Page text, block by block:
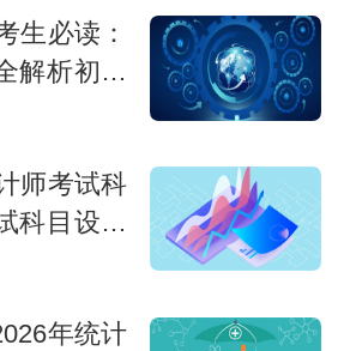
生必读：
解析初级
师考试科
科目设置
年统计